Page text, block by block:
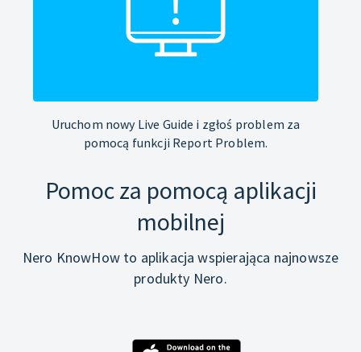
Uruchom nowy Live Guide i zgłoś problem za
pomocą funkcji Report Problem.
Pomoc za pomocą aplikacji
mobilnej
Nero KnowHow to aplikacja wspierająca najnowsze
produkty Nero.